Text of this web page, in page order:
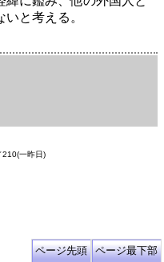
と考える。
一昨日)